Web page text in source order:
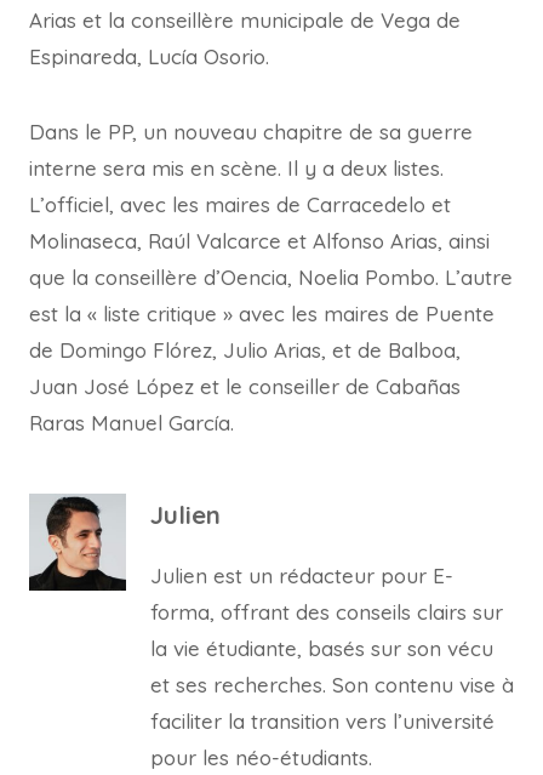
Arias et la conseillère municipale de Vega de
Espinareda, Lucía Osorio.
Dans le PP, un nouveau chapitre de sa guerre
interne sera mis en scène. Il y a deux listes.
L’officiel, avec les maires de Carracedelo et
Molinaseca, Raúl Valcarce et Alfonso Arias, ainsi
que la conseillère d’Oencia, Noelia Pombo. L’autre
est la « liste critique » avec les maires de Puente
de Domingo Flórez, Julio Arias, et de Balboa,
Juan José López et le conseiller de Cabañas
Raras Manuel García.
Julien
Julien est un rédacteur pour E-
forma, offrant des conseils clairs sur
la vie étudiante, basés sur son vécu
et ses recherches. Son contenu vise à
faciliter la transition vers l’université
pour les néo-étudiants.